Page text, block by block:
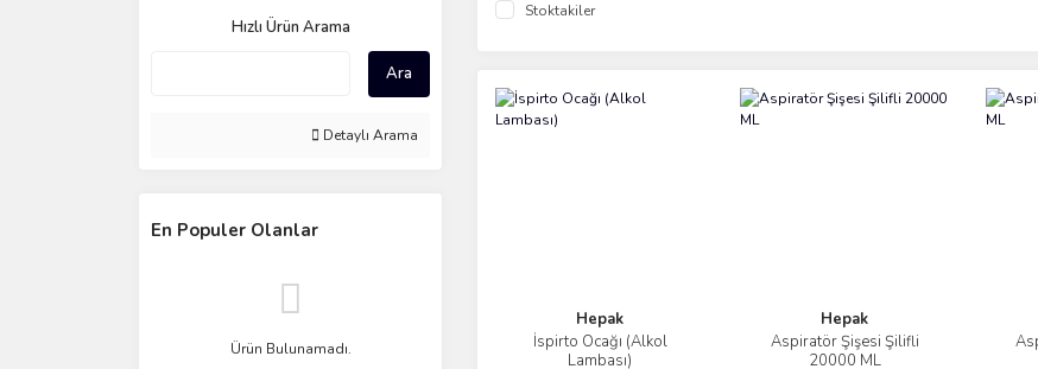
Hızlı Ürün Arama
Ara
Detaylı Arama
En Populer Olanlar
Ürün Bulunamadı.
Stoktakiler
Hepak
İspirto Ocağı (Alkol
Lambası)
İncele
Hepak
Aspiratör Şişesi Şilifli
20000 ML
İncele